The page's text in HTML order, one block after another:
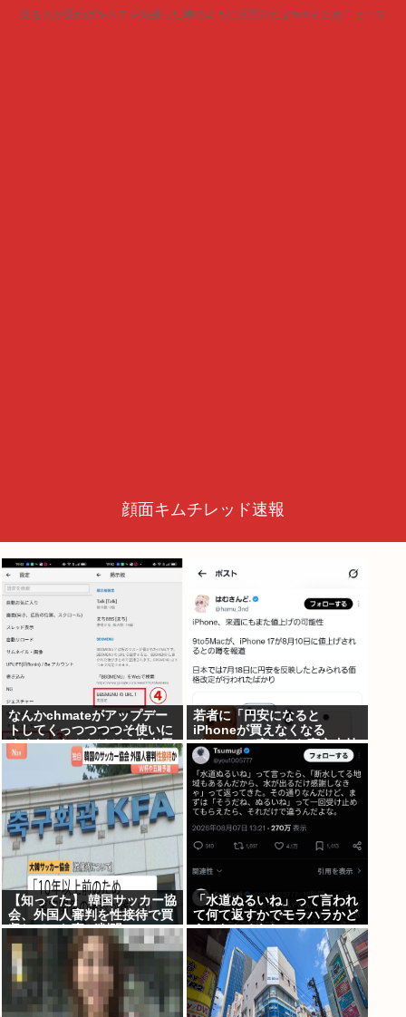
見る人が見ればキムチを頬張った時のように火照りだす5chまとめニュース
顔面キムチレッド速報
なんかchmateがアップデー
トしてくっつつつつそ使いに
くくなったんだけど？作者馬
鹿なの？死ぬの？
若者に「円安になると
iPhoneが買えなくなる
ぞ！」って言ったら高市支持
する奴減りそうだよな
【知ってた】 韓国サッカー協
会、外国人審判を性接待で買
収していた事が判明
「水道ぬるいね」って言われ
て何て返すかでモラハラかど
うかわかるらしいwww